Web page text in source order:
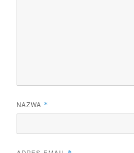
NAZWA *